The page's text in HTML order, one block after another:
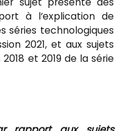
à l’explication de
séries technologiques
2021, et aux sujets
et 2019 de la série